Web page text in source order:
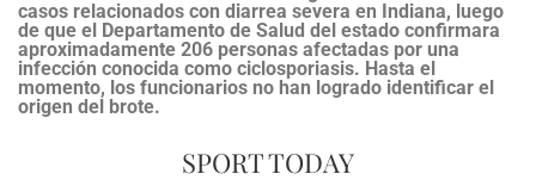
casos relacionados con diarrea severa en Indiana, luego
de que el Departamento de Salud del estado confirmara
aproximadamente 206 personas afectadas por una
infección conocida como ciclosporiasis. Hasta el
momento, los funcionarios no han logrado identificar el
origen del brote.
SPORT TODAY